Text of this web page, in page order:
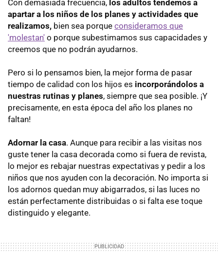
Con demasiada frecuencia, los adultos tendemos a
apartar a los niños de los planes y actividades que
realizamos, bien sea porque consideramos que
'molestan' o porque subestimamos sus capacidades y
creemos que no podrán ayudarnos.
Pero si lo pensamos bien, la mejor forma de pasar
tiempo de calidad con los hijos es incorporándolos a
nuestras rutinas y planes, siempre que sea posible. ¡Y
precisamente, en esta época del año los planes no
faltan!
Adornar la casa. Aunque para recibir a las visitas nos
guste tener la casa decorada como si fuera de revista,
lo mejor es rebajar nuestras expectativas y pedir a los
niños que nos ayuden con la decoración. No importa si
los adornos quedan muy abigarrados, si las luces no
están perfectamente distribuidas o si falta ese toque
distinguido y elegante.